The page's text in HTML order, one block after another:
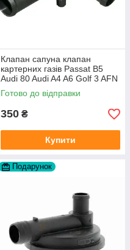
Клапан сапуна клапан
картерних газів Passat B5
Audi 80 Audi A4 A6 Golf 3 AFN
1Y AAZ 1Z AFF AEY AAZ AHB
AHU
Готово до відправки
350 ₴
Купити
Подарунок